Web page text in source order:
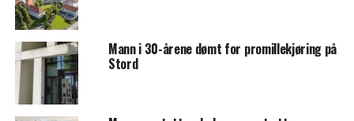
Mann i 30-årene dømt for promillekjøring på
Stord